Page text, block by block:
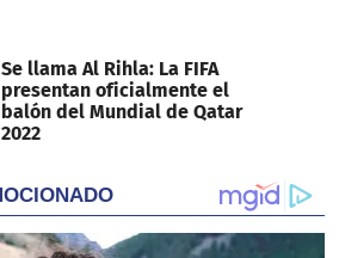
Se llama Al Rihla: La FIFA
presentan oficialmente el
balón del Mundial de Qatar
2022